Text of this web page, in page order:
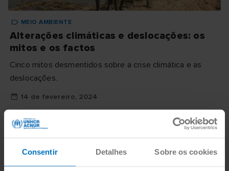
Consentir Detalhes Sobre os cookies
MEIO AMBIENTE
Alterações climáticas e deslocações: os
mitos e os factos
Cinco mitos desmentidos sobre a crise climática e as
deslocações.
14 de fevereiro, 2024
Ler mais